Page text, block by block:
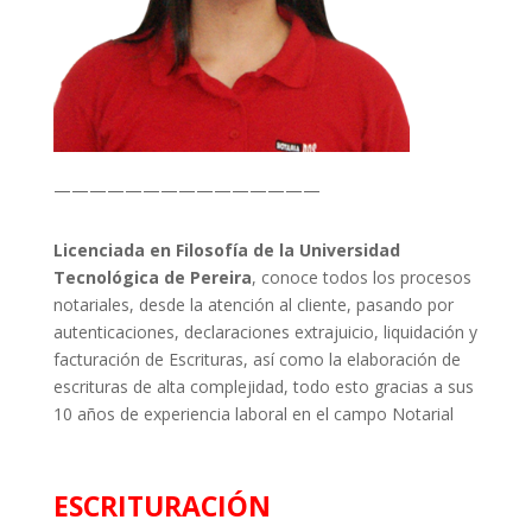
———————————————
Licenciada en Filosofía de la Universidad
Tecnológica de Pereira, conoce todos los procesos
notariales, desde la atención al cliente, pasando por
autenticaciones, declaraciones extrajuicio, liquidación y
facturación de Escrituras, así como la elaboración de
escrituras de alta complejidad, todo esto gracias a sus
10 años de experiencia laboral en el campo Notarial
ESCRITURACIÓN